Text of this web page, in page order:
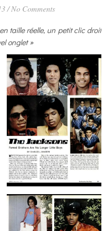
/ No Comments
onglet »